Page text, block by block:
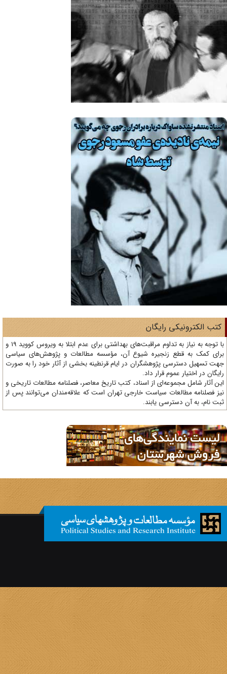
الکترونیکی رایگان
با توجه به نیاز به تداوم مراقبت‌های بهداشتی برای عدم ابتلا به ویروس کووید 19 و
کمک به قطع زنجیره شیوع آن، مؤسسه مطالعات و پژوهش‌های سیاسی
تسهیل دسترسی پژوهشگران در ایام قرنطینه بخشی از آثار خود را به صورت
در اختیار عموم قرار داد.
آثار شامل مجموعه‌ای از اسناد، کتب تاریخ معاصر، فصلنامه‌ مطالعات تاریخی و
فصلنامه مطالعات سیاست خارجی تهران است که علاقه‌مندان می‌توانند پس از
نام، به آن دسترسی یابند.